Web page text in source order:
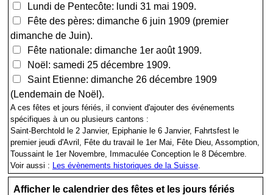
Lundi de Pentecôte: lundi 31 mai 1909.
Fête des pères: dimanche 6 juin 1909 (premier
dimanche de Juin).
Fête nationale: dimanche 1er août 1909.
Noël: samedi 25 décembre 1909.
Saint Etienne: dimanche 26 décembre 1909
(Lendemain de Noël).
A ces fêtes et jours fériés, il convient d'ajouter des événements
spécifiques à un ou plusieurs cantons :
Saint-Berchtold le 2 Janvier, Epiphanie le 6 Janvier, Fahrtsfest le
premier jeudi d'Avril, Fête du travail le 1er Mai, Fête Dieu, Assomption,
Toussaint le 1er Novembre, Immaculée Conception le 8 Décembre.
Voir aussi :
Les évènements historiques de la Suisse
Afficher le calendrier des fêtes et les jours fériés